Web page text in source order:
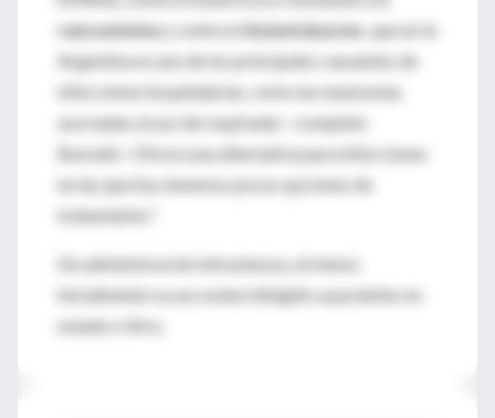
vancomicinay contra elAcinetobacter , que en la
Argentina es uno de los principales causantes de
infecciones hospitalarias, como las neumonías
asociadas al uso de respirador -completó
Bonvehi-. Ofrece una alternativa para infecciones
en las que hoy tenemos pocas opciones de
tratamiento."
De administración intravenosa, al menos
inicialmente su uso estará dirigido a pacientes en
estado crítico.